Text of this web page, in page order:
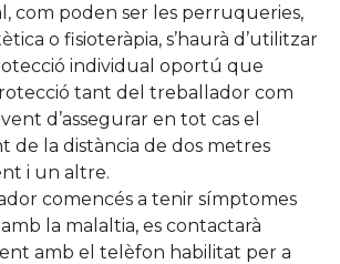
com poden ser les perruqueries,
o fisioteràpia, s’haurà d’utilitzar
individual oportú que
tant del treballador com
d’assegurar en tot cas el
de la distància de dos metres
i un altre.
comencés a tenir símptomes
la malaltia, es contactarà
amb el telèfon habilitat per a